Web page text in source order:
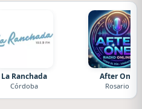
La Ranchada
Córdoba
After One
Rosario